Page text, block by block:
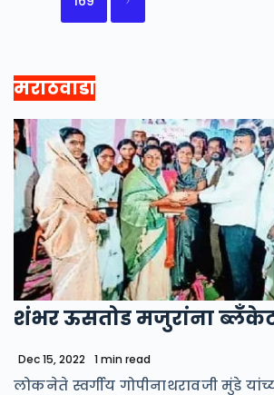
मराठवाडा
शंभर ऊसतोड मजुरांना
Dec 15, 2022 1 min read
लोकनेते स्वर्गीय गोपीनाथरावजी मुंडे